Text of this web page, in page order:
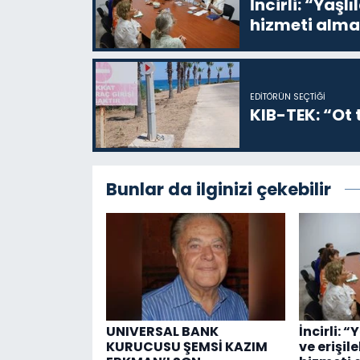
İncirli:
hizmeti
EDITÖRÜN SEÇTIĞI
KIB-TEK:
Bunlar da ilginizi çekebilir
UNIVERSAL BANK
KURUCUSU ŞEMSİ KAZIM
İncirli:
ve